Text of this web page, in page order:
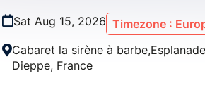
Sat Aug 15, 2026 Timezone :
Cabaret la sirène à
Dieppe, France